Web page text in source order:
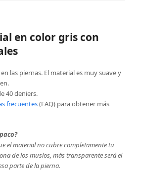
en color gris con
las piernas. El material es muy suave y
40 deniers.
frecuentes(FAQ) para obtener más
el material no cubre completamente tu
de los muslos, más transparente será el
parte de la pierna.